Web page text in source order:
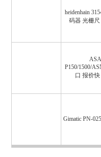
heidenhain
码器 光栅
P150/1500/
口 报价
Gimatic PN-